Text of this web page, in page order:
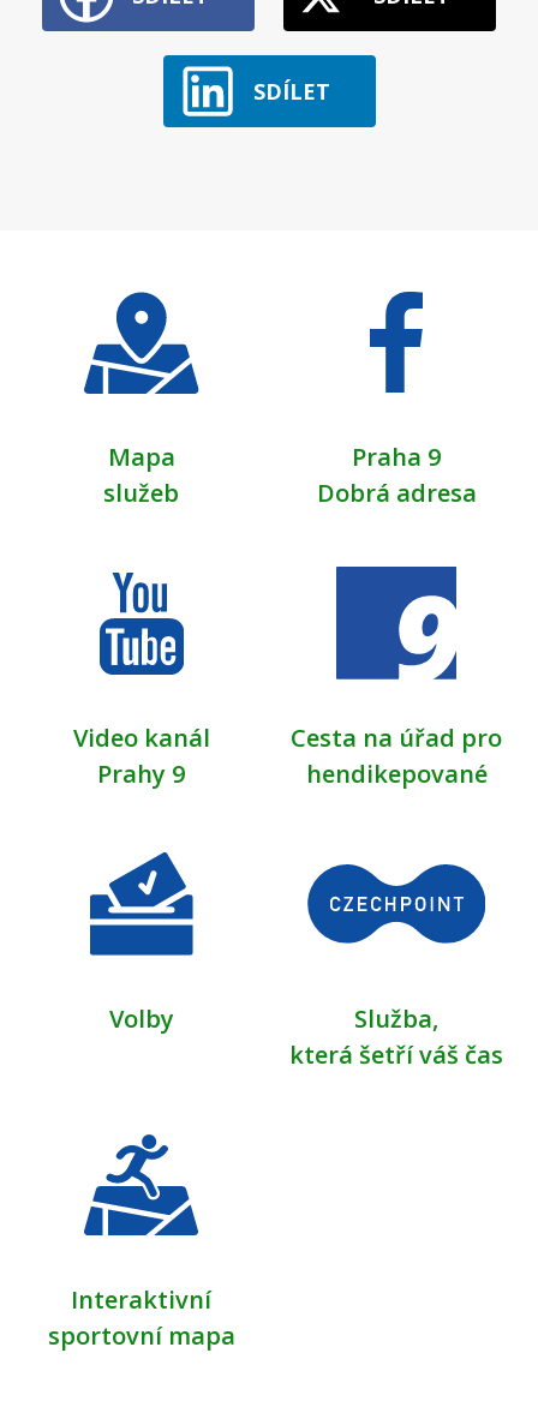
SDÍLET
Mapa
služeb
Praha 9
Dobrá adresa
Video kanál
Prahy 9
Cesta na úřad pro
hendikepované
Volby
Služba,
která šetří váš čas
Interaktivní
sportovní mapa